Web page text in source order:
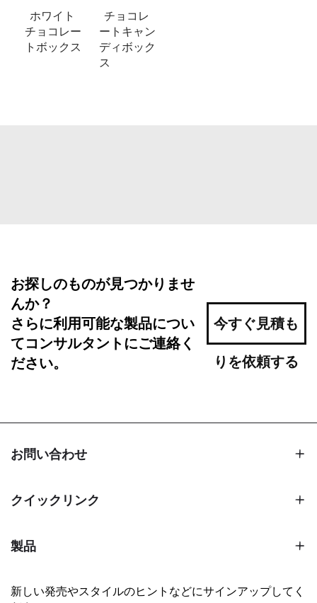
ホワイト
チョコレー
トボックス
チョコレ
ートキャン
ディボック
ス
お探しのものが見つかりませ
んか？
さらに利用可能な製品につい
てコンサルタントにご連絡く
ださい。
今すぐ見積も
りを依頼する
お問い合わせ
クイックリンク
製品
新しい発売やスタイルのヒントなどにサインアップしてく